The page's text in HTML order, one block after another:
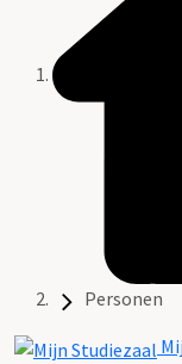
Personen